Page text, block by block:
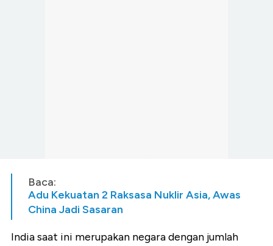
Baca:
Adu Kekuatan 2 Raksasa Nuklir Asia, Awas
China Jadi Sasaran
India saat ini merupakan negara dengan jumlah